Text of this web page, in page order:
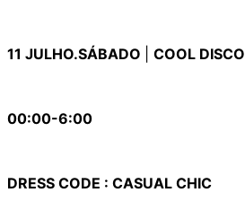
11 JULHO.SÁBADO COOL DISCO
00:00-6:00
DRESS CODE : CASUAL CHIC